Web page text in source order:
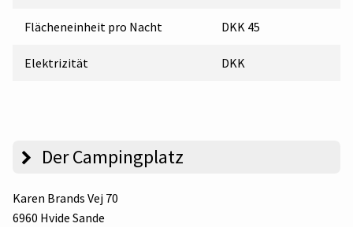
Flächeneinheit pro Nacht DKK 45
Elektrizität DKK
Der Campingplatz
Karen Brands Vej 70
6960 Hvide Sande